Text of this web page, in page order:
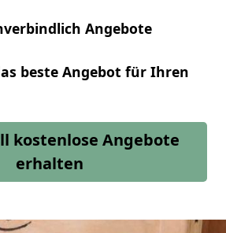
Angebote
beste Angebot für Ihren
kostenlose Angebote
erhalten